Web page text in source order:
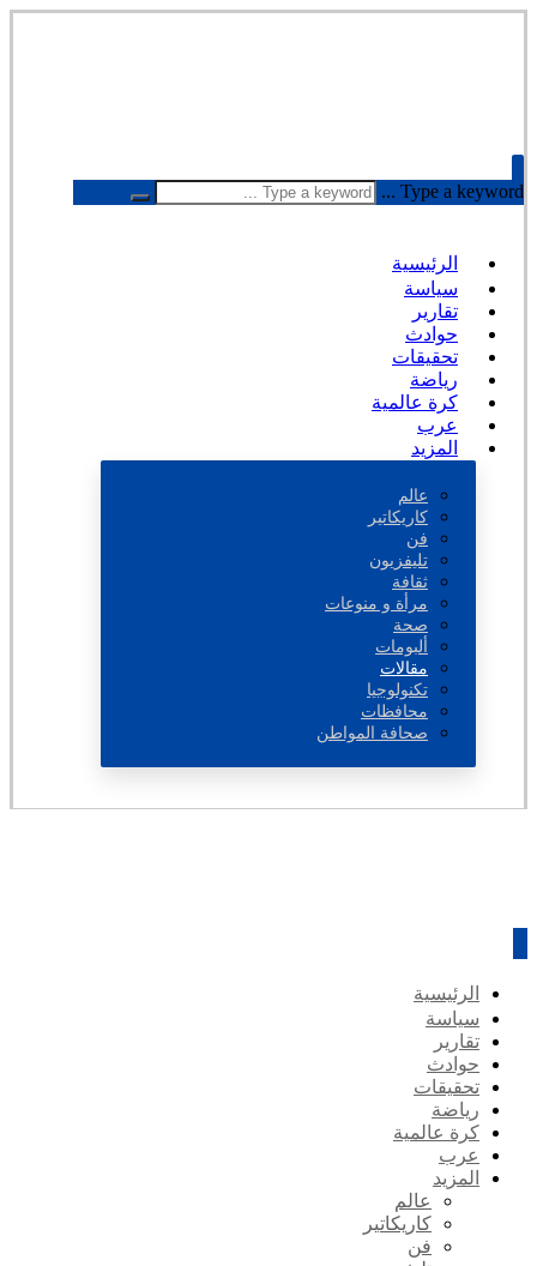
Type a keyword ...
الرئيسية
سياسة
تقارير
حوادث
تحقيقات
رياضة
كرة عالمية
عرب
المزيد
عالم
كاريكاتير
فن
تليفزيون
ثقافة
مرأة و منوعات
صحة
ألبومات
مقالات
تكنولوجيا
محافظات
صحافة المواطن
الرئيسية
سياسة
تقارير
حوادث
تحقيقات
رياضة
كرة عالمية
عرب
المزيد
عالم
كاريكاتير
فن